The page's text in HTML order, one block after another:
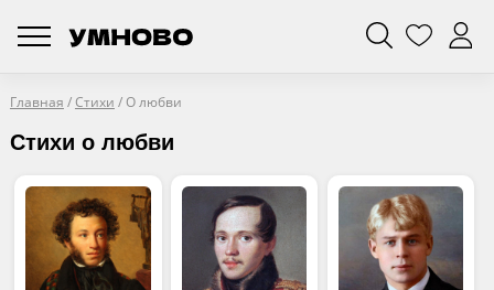
Главная /Стихи /О любви
Стихи о любви